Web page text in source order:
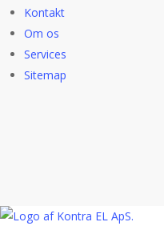
Kontakt
Om os
Services
Sitemap